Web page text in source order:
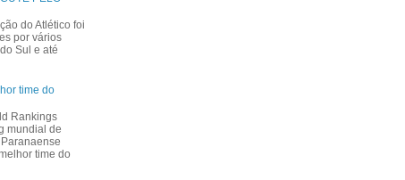
do Atlético foi
por vários
Sul e até
time do
Rankings
mundial de
time do